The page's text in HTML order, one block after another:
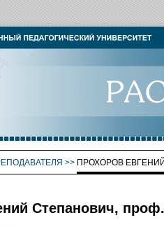
>> ПРОХОРОВ
Степанович, проф.